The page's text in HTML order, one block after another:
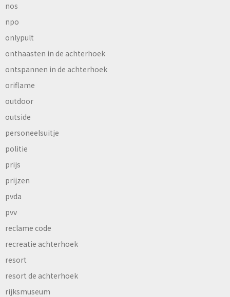
nos
npo
onlypult
onthaasten in de achterhoek
ontspannen in de achterhoek
oriflame
outdoor
outside
personeelsuitje
politie
prijs
prijzen
pvda
pvv
reclame code
recreatie achterhoek
resort
resort de achterhoek
rijksmuseum